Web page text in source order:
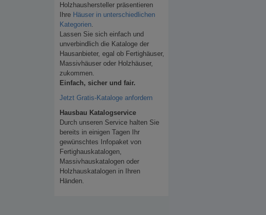
Holzhaushersteller präsentieren
Ihre Häuser in unterschiedlichen
Kategorien
Lassen Sie sich einfach und
unverbindlich die Kataloge der
Hausanbieter, egal ob Fertighäuser,
Massivhäuser oder Holzhäuser,
zukommen.
Einfach, sicher und fair.
Jetzt Gratis-Kataloge anfordern
Hausbau Katalogservice
Durch unseren Service halten Sie
bereits in einigen Tagen Ihr
gewünschtes Infopaket von
Fertighauskatalogen,
Massivhauskatalogen oder
Holzhauskatalogen in Ihren
Händen.